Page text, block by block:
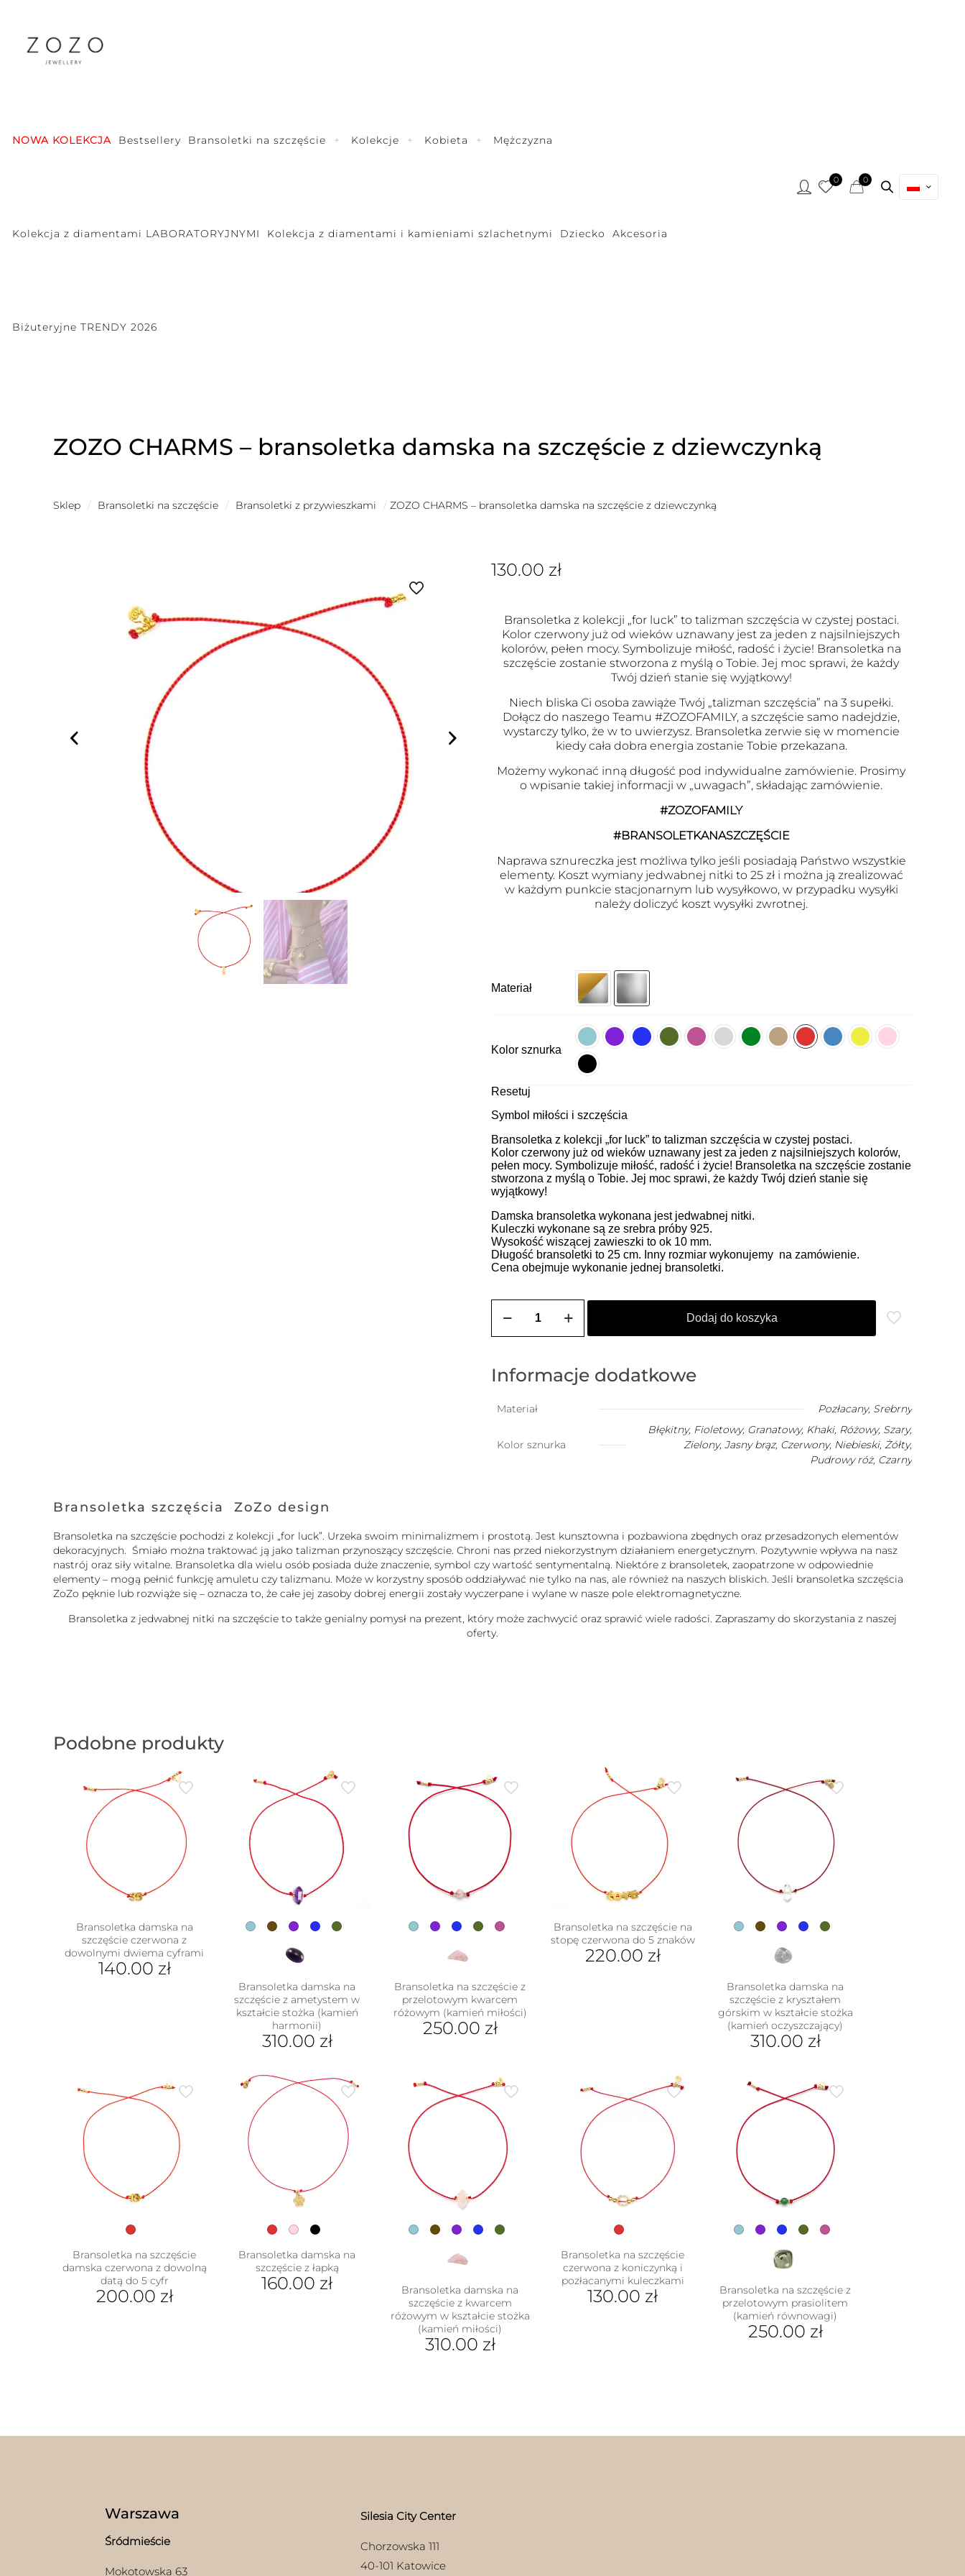
NOWA KOLEKCJA Bestsellery Bransoletki na szczęście Kolekcje Kobieta Mężczyzna
Kolekcja z diamentami LABORATORYJNYMI Kolekcja z diamentami i kamieniami szlachetnymi Dziecko Akcesoria
Biżuteryjne TRENDY 2026
0 0
ZOZO CHARMS – bransoletka damska na szczęście z dziewczynką
Sklep / Bransoletki na szczęście / Bransoletki z przywieszkami / ZOZO CHARMS – bransoletka damska na szczęście z dziewczynką
130.00 zł
Bransoletka z kolekcji „for luck” to talizman szczęścia w czystej postaci.
Kolor czerwony już od wieków uznawany jest za jeden z najsilniejszych
kolorów, pełen mocy. Symbolizuje miłość, radość i życie! Bransoletka na
szczęście zostanie stworzona z myślą o Tobie. Jej moc sprawi, że każdy
Twój dzień stanie się wyjątkowy!
Niech bliska Ci osoba zawiąże Twój „talizman szczęścia” na 3 supełki.
Dołącz do naszego Teamu #ZOZOFAMILY, a szczęście samo nadejdzie,
wystarczy tylko, że w to uwierzysz. Bransoletka zerwie się w momencie
kiedy cała dobra energia zostanie Tobie przekazana.
Możemy wykonać inną długość pod indywidualne zamówienie. Prosimy
o wpisanie takiej informacji w „uwagach”, składając zamówienie.
#ZOZOFAMILY
#BRANSOLETKANASZCZĘŚCIE
Naprawa sznureczka jest możliwa tylko jeśli posiadają Państwo wszystkie
elementy. Koszt wymiany jedwabnej nitki to 25 zł i można ją zrealizować
w każdym punkcie stacjonarnym lub wysyłkowo, w przypadku wysyłki
należy doliczyć koszt wysyłki zwrotnej.
Materiał
Kolor sznurka
Resetuj
Symbol miłości i szczęścia
Bransoletka z kolekcji „for luck” to talizman szczęścia w czystej postaci.
Kolor czerwony już od wieków uznawany jest za jeden z najsilniejszych kolorów,
pełen mocy. Symbolizuje miłość, radość i życie! Bransoletka na szczęście zostanie
stworzona z myślą o Tobie. Jej moc sprawi, że każdy Twój dzień stanie się
wyjątkowy!
Damska bransoletka wykonana jest jedwabnej nitki.
Kuleczki wykonane są ze srebra próby 925.
Wysokość wiszącej zawieszki to ok 10 mm.
Długość bransoletki to 25 cm. Inny rozmiar wykonujemy na zamówienie.
Cena obejmuje wykonanie jednej bransoletki.
ZOZO
damska
na
Dodaj do koszyka
Informacje dodatkowe
Materiał Pozłacany, Srebrny
Kolor sznurka
Błękitny, Fioletowy, Granatowy, Khaki, Różowy, Szary,
Zielony, Jasny brąz, Czerwony, Niebieski, Żółty,
Pudrowy róż, Czarny
Bransoletka szczęścia ZoZo design
Bransoletka na szczęście pochodzi z kolekcji „for luck”. Urzeka swoim minimalizmem i prostotą. Jest kunsztowna i pozbawiona zbędnych oraz przesadzonych elementów
dekoracyjnych. Śmiało można traktować ją jako talizman przynoszący szczęście. Chroni nas przed niekorzystnym działaniem energetycznym. Pozytywnie wpływa na nasz
nastrój oraz siły witalne. Bransoletka dla wielu osób posiada duże znaczenie, symbol czy wartość sentymentalną. Niektóre z bransoletek, zaopatrzone w odpowiednie
elementy – mogą pełnić funkcję amuletu czy talizmanu. Może w korzystny sposób oddziaływać nie tylko na nas, ale również na naszych bliskich. Jeśli bransoletka szczęścia
ZoZo pęknie lub rozwiąże się – oznacza to, że całe jej zasoby dobrej energii zostały wyczerpane i wylane w nasze pole elektromagnetyczne.
Bransoletka z jedwabnej nitki na szczęście to także genialny pomysł na prezent, który może zachwycić oraz sprawić wiele radości. Zapraszamy do skorzystania z naszej
oferty.
Podobne produkty
Bransoletka damska na
szczęście czerwona z
dowolnymi dwiema cyframi
140.00 zł
Bransoletka damska na
szczęście z ametystem w
kształcie stożka (kamień
harmonii)
310.00 zł
ma
wariantów.
stronie
produktu
Bransoletka na szczęście z
przelotowym kwarcem
różowym (kamień miłości)
250.00 zł
wiele
wariantów.
stronie
produktu
Bransoletka na szczęście na
stopę czerwona do 5 znaków
220.00 zł
Bransoletka damska na
szczęście z kryształem
górskim w kształcie stożka
(kamień oczyszczający)
310.00 zł
ma
wiele
wariantów.
stronie
produktu
Bransoletka na szczęście
damska czerwona z dowolną
datą do 5 cyfr
200.00 zł
Bransoletka damska na
szczęście z łapką
160.00 zł
Bransoletka damska na
szczęście z kwarcem
różowym w kształcie stożka
(kamień miłości)
310.00 zł
Opcje
Bransoletka na szczęście
czerwona z koniczynką i
pozłacanymi kuleczkami
130.00 zł
Bransoletka na szczęście z
przelotowym prasiolitem
(kamień równowagi)
250.00 zł
można
Warszawa
Śródmieście
Mokotowska 63
Silesia City Center
Chorzowska 111
40-101 Katowice